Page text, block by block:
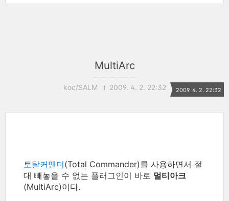
MultiArc
koc/SALM 2009. 4. 2. 22:32 2009. 4. 2. 22:32
토탈커맨더(Total Commander)를 사용하면서 절
대 빼놓을 수 없는 플러그인이 바로 멀티아크
(MultiArc)이다.